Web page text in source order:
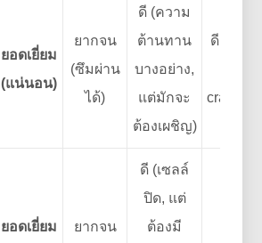
ยอดเยี่ยม
(แน่นอน)
ยากจน
(ซึมผ่าน
ได้)
ดี (ความ
ต้านทาน
บางอย่าง,
แต่มักจะ
ต้องเผชิญ)
ดี (แต่ส
cracks/
ยอดเยี่ยม
ยากจน
ดี (เซลล์
ปิด, แต่
ต้องมี